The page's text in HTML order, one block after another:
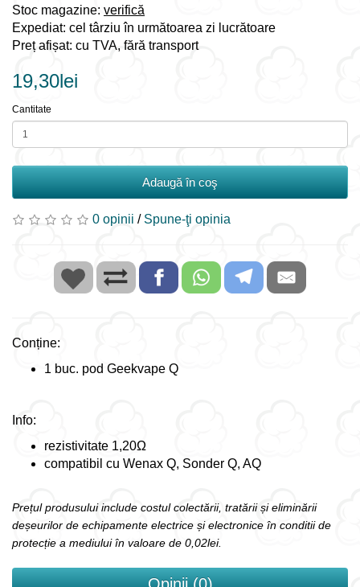
Stoc magazine: verifică
Expediat: cel târziu în următoarea zi lucrătoare
Preț afișat: cu TVA, fără transport
19,30lei
Cantitate
Adaugă în coş
0 opinii / Spune-ţi opinia
Conține:
1 buc. pod Geekvape Q
Info:
rezistivitate 1,20Ω
compatibil cu Wenax Q, Sonder Q, AQ
Prețul produsului include costul colectării, tratării și eliminării
deșeurilor de echipamente electrice și electronice în conditii de
protecție a mediului în valoare de 0,02lei.